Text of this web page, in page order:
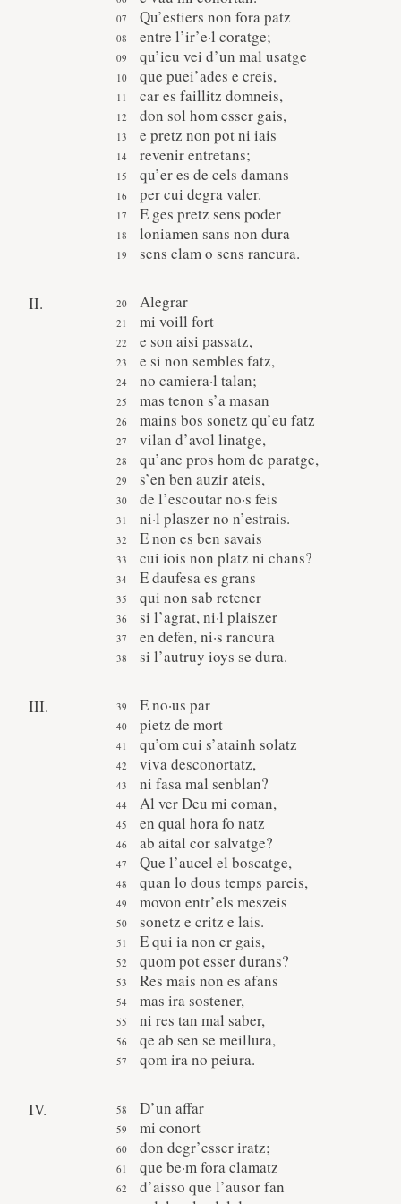
Qu’estiers non fora patz
entre l’ir’e·l coratge;
qu’ieu vei d’un mal usatge
que puei’ades e creis,
car es faillitz domneis,
don sol hom esser gais,
e pretz non pot ni iais
revenir entretans;
qu’er es de cels damans
per cui degra valer.
E ges pretz sens poder
loniamen sans non dura
sens clam o sens rancura.
II.
Alegrar
mi voill fort
e son aisi passatz,
e si non sembles fatz,
no camiera·l talan;
mas tenon s’a masan
mains bos sonetz qu’eu fatz
vilan d’avol linatge,
qu’anc pros hom de paratge,
s’en ben auzir ateis,
de l’escoutar no·s feis
ni·l plaszer no n’estrais.
E non es ben savais
cui iois non platz ni chans?
E daufesa es grans
qui non sab retener
si l’agrat, ni·l plaiszer
en defen, ni·s rancura
si l’autruy ioys se dura.
III.
E no·us par
pietz de mort
qu’om cui s’atainh solatz
viva desconortatz,
ni fasa mal senblan?
Al ver Deu mi coman,
en qual hora fo natz
ab aital cor salvatge?
Que l’aucel el boscatge,
quan lo dous temps pareis,
movon entr’els meszeis
sonetz e critz e lais.
E qui ia non er gais,
quom pot esser durans?
Res mais non es afans
mas ira sostener,
ni res tan mal saber,
qe ab sen se meillura,
qom ira no peiura.
IV.
D’un affar
mi conort
don degr’esser iratz;
que be·m fora clamatz
d’aisso que l’ausor fan